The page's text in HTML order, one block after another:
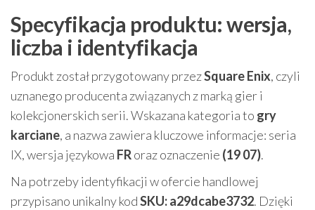
Specyfikacja produktu: wersja,
liczba i identyfikacja
Produkt został przygotowany przezSquare Enix, czyli
uznanego producenta związanych z marką gier i
kolekcjonerskich serii. Wskazana kategoria to gry
karciane, a nazwa zawiera kluczowe informacje: seria
IX, wersja językowa FRoraz oznaczenie (19 07).
Na potrzeby identyfikacji w ofercie handlowej
przypisano unikalny kodSKU: a29dcabe3732. Dzięki